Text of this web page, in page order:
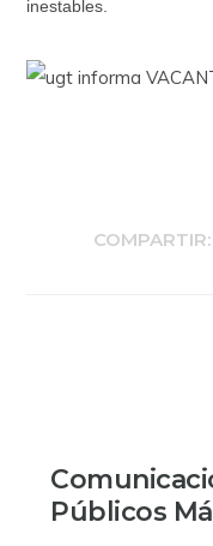
inestables.
COMPARTIR:
Públicos